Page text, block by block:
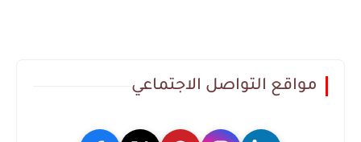
مواقع التواصل الاجتماعي